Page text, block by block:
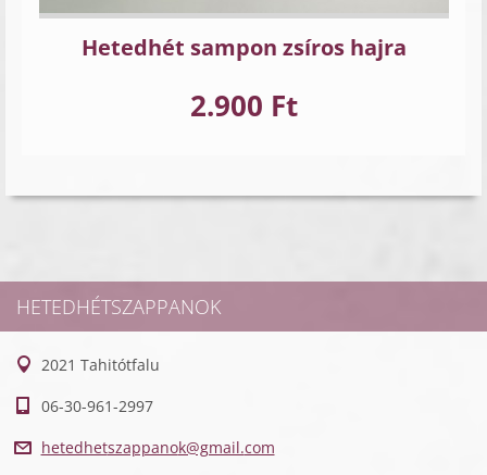
Hetedhét sampon zsíros hajra
2.900 Ft
HETEDHÉTSZAPPANOK
2021 Tahitótfalu
06-30-961-2997
hetedhetszappanok@gmail.com